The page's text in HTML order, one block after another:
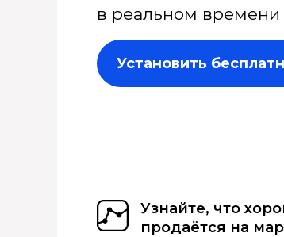
в реальном времени
Установить
Узнайте, что
продаётся на